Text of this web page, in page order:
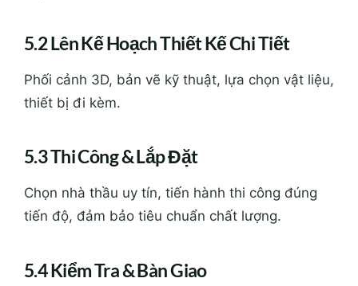
5.2 Lên Kế Hoạch Thiết Kế Chi Tiết
Phối cảnh 3D, bản vẽ kỹ thuật, lựa chọn vật liệu,
thiết bị đi kèm.
5.3 Thi Công & Lắp Đặt
Chọn nhà thầu uy tín, tiến hành thi công đúng
tiến độ, đảm bảo tiêu chuẩn chất lượng.
5.4 Kiểm Tra & Bàn Giao